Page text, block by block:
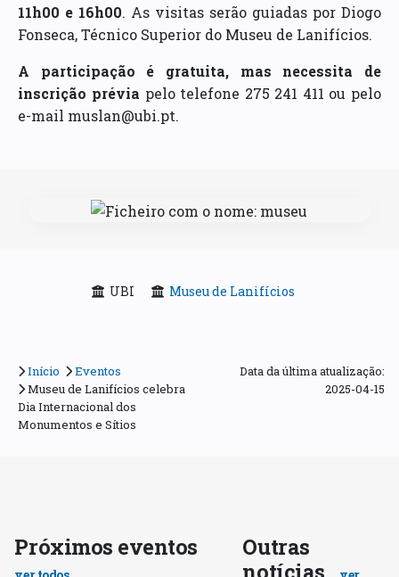
11h00 e 16h00. As visitas serão guiadas por Diogo
Fonseca, Técnico Superior do Museu de Lanifícios.
A participação é gratuita, mas necessita de
inscrição prévia pelo telefone 275 241 411 ou pelo
e-mail muslan@ubi.pt.
UBI Museu de Lanifícios
Início
Eventos
Museu de Lanifícios celebra
Dia Internacional dos
Monumentos e Sítios
Data da última atualização:
2025-04-15
Próximos eventos
Outras
notícias